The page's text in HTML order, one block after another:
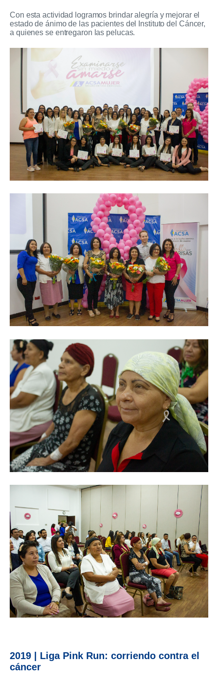
Con esta actividad logramos brindar alegría y mejorar el
estado de ánimo de las pacientes del Instituto del Cáncer,
a quienes se entregaron las pelucas.
2019 | Liga Pink Run: corriendo contra el
cáncer